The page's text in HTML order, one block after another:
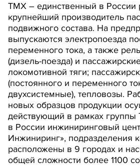
ТМХ – единственный в России
крупнейший производитель
подвижного состава. На
выпускаются электропоезда
переменного тока, а также
(дизель-поезда) и
локомотивной тяги;
(постоянного и переменного
двухсистемные), тепловозы.
новых образцов продукции
действующий в рамках
в России инжиниринговый
Инжиниринг», подразделения
расположены в 9 городах и
общей сложности более 1100